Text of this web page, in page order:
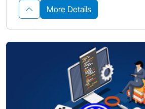
More Details